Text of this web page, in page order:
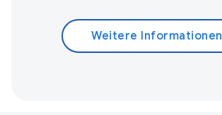
Weitere Informationen